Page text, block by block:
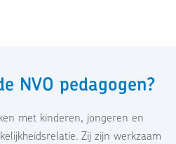
NVO pedagogen?
met kinderen, jongeren en
Zij zijn werkzaam